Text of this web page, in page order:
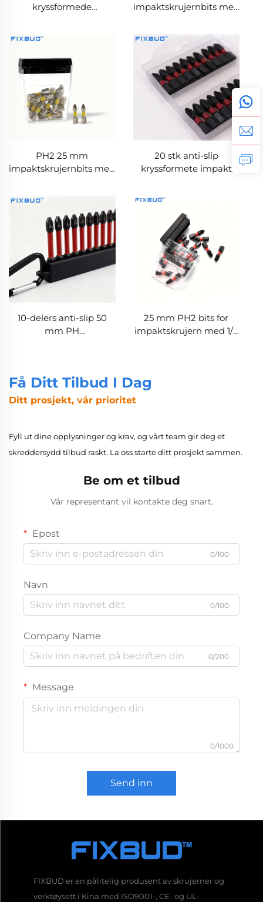
kryssformede
impaktskrujernbits med
for impaktskrujern
PH2 25 mm
impaktskrujernbits med
20 stk anti-slip
kryssformete impakt
stål, 25 mm, 1/4 tomme
10-delers anti-slip 50
mm PH
25 mm PH2 bits for
impaktskrujern med 1/4
Få Ditt Tilbud I Dag
Ditt prosjekt, vår prioritet
Fyll ut dine opplysninger og krav, og vårt team gir deg et
skreddersydd tilbud raskt. La oss starte ditt prosjekt sammen.
Be om et tilbud
Vår representant vil kontakte deg snart.
Epost
0/100
Navn
0/100
Company Name
0/200
Message
0/1000
Send inn
FIXBUD er en pålitelig produsent av skrujerner og
verktøysett i Kina med ISO9001-, CE- og UL-